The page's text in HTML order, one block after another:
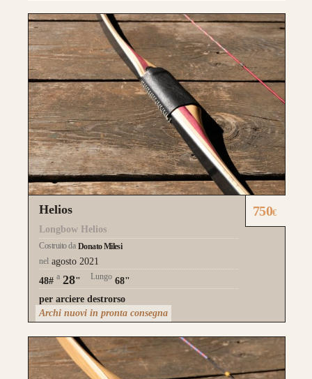
Helios
Longbow Helios
Costruito da Donato Milesi
nel agosto 2021
48# a 28" Lungo 68"
per arciere destrorso
750€
Archi nuovi in pronta consegna